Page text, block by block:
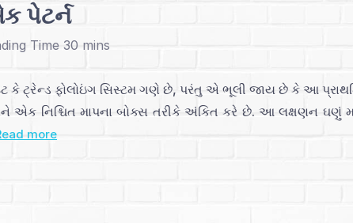
પેટર્ન
ટ્રેન્ડ ફોલોઇંગ સિસ્ટમ ગણે છે, પરંતુ એ ભૂલી જાય છે કે આ
એક નિશ્ચિત માપના બોક્સ તરીકે અંકિત કરે છે. આ લક્ષણન ઘણું
more